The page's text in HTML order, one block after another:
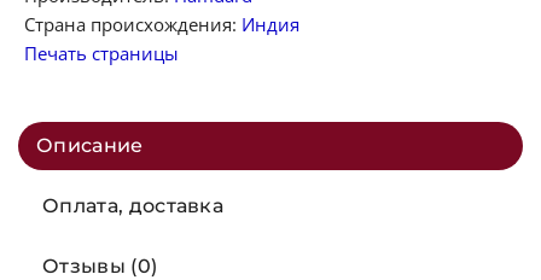
Страна происхождения: Индия
Печать страницы
Описание
Оплата, доставка
Отзывы (0)